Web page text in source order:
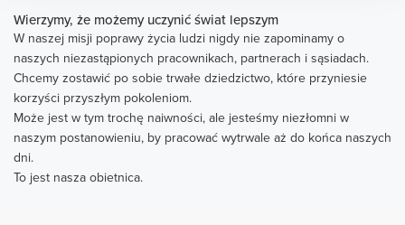
Wierzymy, że możemy uczynić świat lepszym
W naszej misji poprawy życia ludzi nigdy nie zapominamy o
naszych niezastąpionych pracownikach, partnerach i sąsiadach.
Chcemy zostawić po sobie trwałe dziedzictwo, które przyniesie
korzyści przyszłym pokoleniom.
Może jest w tym trochę naiwności, ale jesteśmy niezłomni w
naszym postanowieniu, by pracować wytrwale aż do końca naszych
dni.
To jest nasza obietnica.